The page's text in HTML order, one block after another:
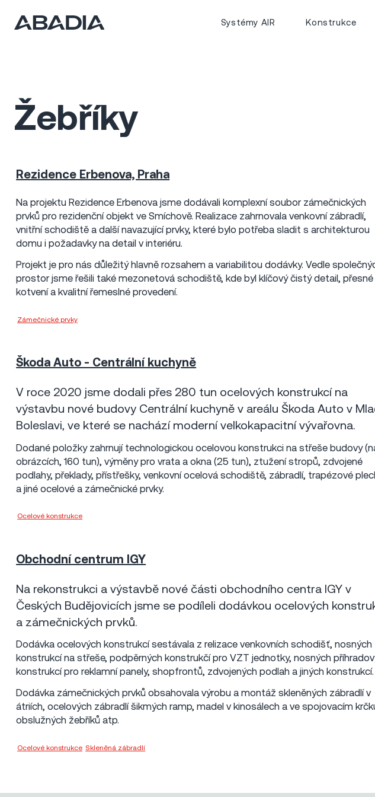
Systémy AIR Konstrukce
Žebříky
Rezidence Erbenova, Praha
Na projektu Rezidence Erbenova jsme dodávali komplexní soubor zámečnických
prvků pro rezidenční objekt ve Smíchově. Realizace zahrnovala venkovní zábradlí,
vnitřní schodiště a další navazující prvky, které bylo potřeba sladit s architekturou
domu i požadavky na detail v interiéru.
Projekt je pro nás důležitý hlavně rozsahem a variabilitou dodávky. Vedle
prostor jsme řešili také mezonetová schodiště, kde byl klíčový čistý detail, přesné
kotvení a kvalitní řemeslné provedení.
Zámečnické prvky
Škoda Auto - Centrální kuchyně
V roce 2020 jsme dodali přes 280 tun ocelových konstrukcí na
výstavbu nové budovy Centrální kuchyně v areálu Škoda Auto v
Boleslavi, ve které se nachází moderní velkokapacitní vývařovna.
Dodané položky zahrnují technologickou ocelovou konstrukci na střeše budovy
obrázcích, 160 tun), výměny pro vrata a okna (25 tun), ztužení stropů, zdvojené
podlahy, překlady, přístřešky, venkovní ocelová schodiště, zábradlí, trapézové
a jiné ocelové a zámečnické prvky.
Ocelové konstrukce
Obchodní centrum IGY
Na rekonstrukci a výstavbě nové části obchodního centra IGY v
Českých Budějovicích jsme se podíleli dodávkou ocelových
a zámečnických prvků.
Dodávka ocelových konstrukcí sestávala z relizace venkovních schodišť, nosných
konstrukcí na střeše, podpěrných konstrukčí pro VZT jednotky, nosných
konstrukcí pro reklamní panely, shopfrontů, zdvojených podlah a jiných konstrukcí.
Dodávka zámečnických prvků obsahovala výrobu a montáž skleněných zábradlí v
átriích, ocelových zábradlí šikmých ramp, madel v kinosálech a ve spojovacím
obslužných žebříků atp.
Ocelové konstrukce Skleněná zábradlí